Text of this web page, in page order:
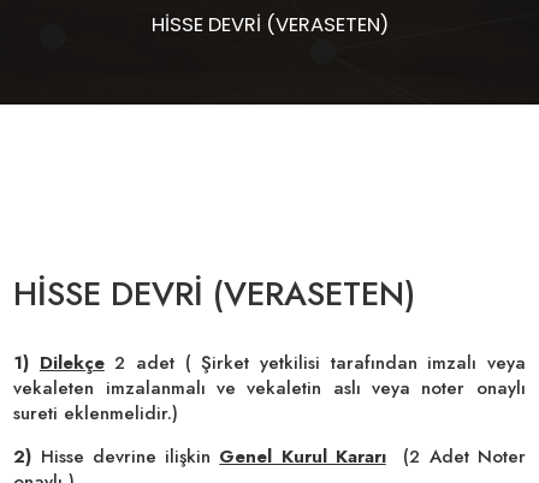
HİSSE DEVRİ (VERASETEN)
HİSSE DEVRİ (VERASETEN)
1) Dilekçe2 adet ( Şirket yetkilisi tarafından imzalı veya
vekaleten imzalanmalı ve vekaletin aslı veya noter onaylı
sureti eklenmelidir.)
2) Hisse devrine ilişkin Genel Kurul Kararı(2 Adet Noter